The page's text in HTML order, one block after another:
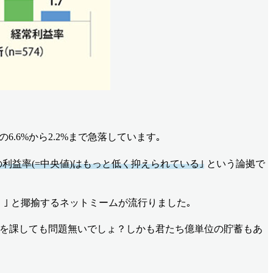
から2.2%まで急落しています｡
益率(=中央値)はもっと低く抑えられている｣ という論拠で
と揶揄するネットミームが流行りました｡
課しても問題無いでしょ？しかも君たち億単位の貯蓄もあ